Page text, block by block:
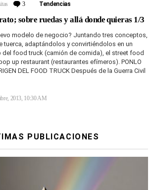
3 Comentarios
Tendencias
sobre ruedas y allá donde quieras 1/3
modelo de negocio? Juntando tres conceptos,
tuerca, adaptándolos y convirtiéndolos en un
del food truck (camión de comida), el street food
up restaurant (restaurantes efímeros). PONLO
DEL FOOD TRUCK Después de la Guerra Civil
2013, 10:30 AM
PUBLICACIONES